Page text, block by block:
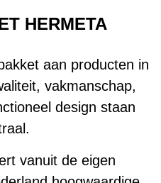
HERMETA
aan producten in
vakmanschap,
design staan
vanuit de eigen